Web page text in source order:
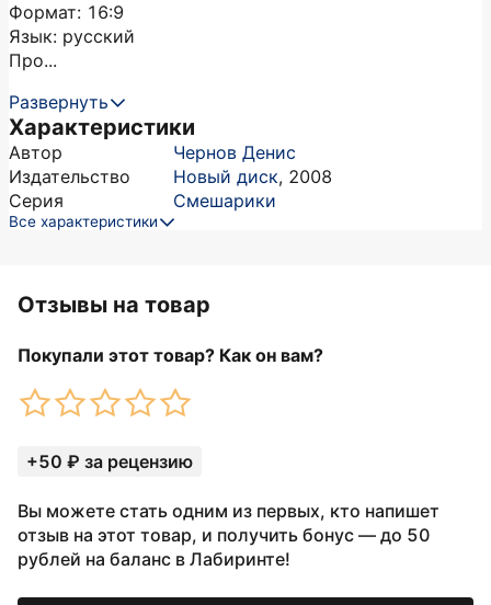
Формат: 16:9
Язык: русский
Про...
Развернуть
Характеристики
Автор
Чернов Денис
Издательство
Новый диск, 2008
Серия
Смешарики
Все характеристики
Отзывы на товар
Покупали этот товар? Как он вам?
+50 ₽ за рецензию
Вы можете стать одним из первых, кто напишет
отзыв на этот товар, и получить бонус — до 50
рублей на баланс в Лабиринте!